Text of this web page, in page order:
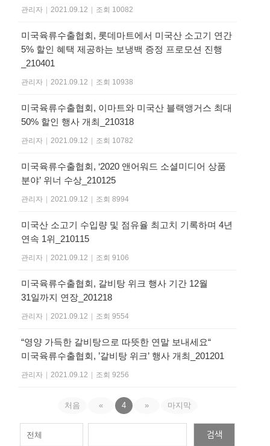
관리자 2021.09.12 조회 10082
미국육류수출협회, 롯데마트에서 미국산 소고기 연간
5% 할인 혜택 제공하는 보냉백 증정 프로모션 진행
_210401
관리자 2021.09.12 조회 10938
미국육류수출협회, 이마트와 미국산 블랙앵거스 최대
50% 할인 행사 개최_210318
관리자 2021.09.12 조회 10782
미국육류수출협회, ‘2020 앤어워드 소셜미디어 상품
분야’ 위너 수상_210125
관리자 2021.09.12 조회 8994
미국산 소고기 수입량 및 점유율 최고치 기록하며 4년
연속 1위_210115
관리자 2021.09.12 조회 9106
미국육류수출협회, 갈비탕 위크 행사 기간 12월
31일까지 연장_201218
관리자 2021.09.12 조회 9554
“영양 가득한 갈비탕으로 따뜻한 연말 보내세요“
미국육류수출협회, ’갈비탕 위크’ 행사 개최_201201
관리자 2021.09.12 조회 9256
처음 « 4 » 마지막
검색